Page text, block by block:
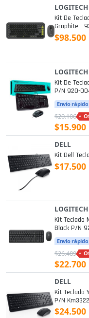
LOGITECH
Kit De
Graphite -
$98.500
LOGITECH
Kit De
P/n 920-
Envío rápido
$20.106
$15.900
DELL
Kit Dell
$17.500
LOGITECH
Kit Teclado
Black P/n
Envío rápido
$26.489
$22.700
DELL
Kit Teclado
P/n
$24.500